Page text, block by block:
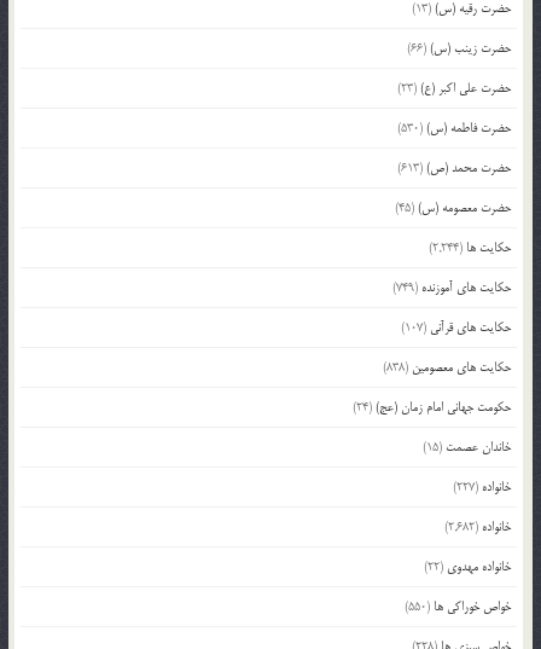
حضرت رقیه (س)(13)
حضرت زینب (س)(66)
حضرت علی اکبر (ع)(23)
حضرت فاطمه (س)(530)
حضرت محمد (ص)(613)
حضرت معصومه (س)(45)
حکایت ها (2,244)
حکایت های آموزنده (749)
حکایت های قرآنی (107)
حکایت های معصومین (838)
حکومت جهانی امام زمان (عج)(24)
خاندان عصمت (15)
خانواده (227)
خانواده (2,682)
خانواده مهدوی (22)
خواص خوراکی ها (550)